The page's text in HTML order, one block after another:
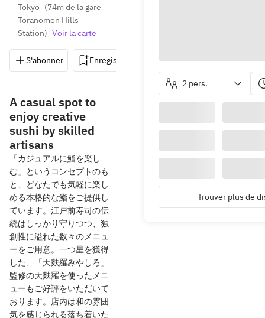
Tokyo (74m de la gare
Toranomon Hills
Station) Voir la carte
S'abonner Enregistrer Partager Itinéraire
A casual spot to
enjoy creative
sushi by skilled
artisans
「カジュアルに鮨を楽し
む」というコンセプトのも
と、どなたでも気軽に楽し
める本格的な鮨をご提供し
ています。江戸前寿司の伝
統はしっかり守りつつ、独
創性に溢れた数々のメニュ
ーをご用意。一つ星を獲得
した、「天麩羅みやしろ」
監修の天麩羅を使ったメニ
ューもご好評をいただいて
おります。店内は和の雰囲
気を感じられる落ち着いた
2 pers.
Trouver plus de